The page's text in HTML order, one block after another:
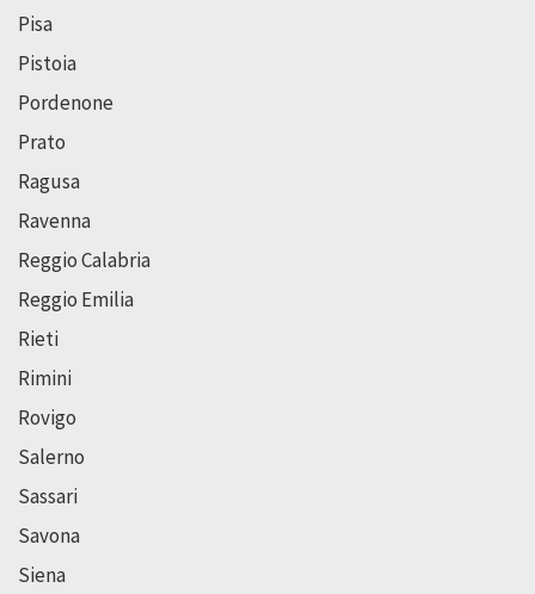
Pisa
Pistoia
Pordenone
Prato
Ragusa
Ravenna
Reggio Calabria
Reggio Emilia
Rieti
Rimini
Rovigo
Salerno
Sassari
Savona
Siena